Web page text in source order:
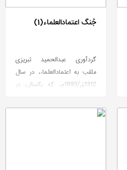
جُنگ اعتمادالعلماء(1)
گردآوری عبدالحمید تبریزی
ملقب به اعتمادالعلماء، در سال
1312ق/1893م، كه یكسالی در